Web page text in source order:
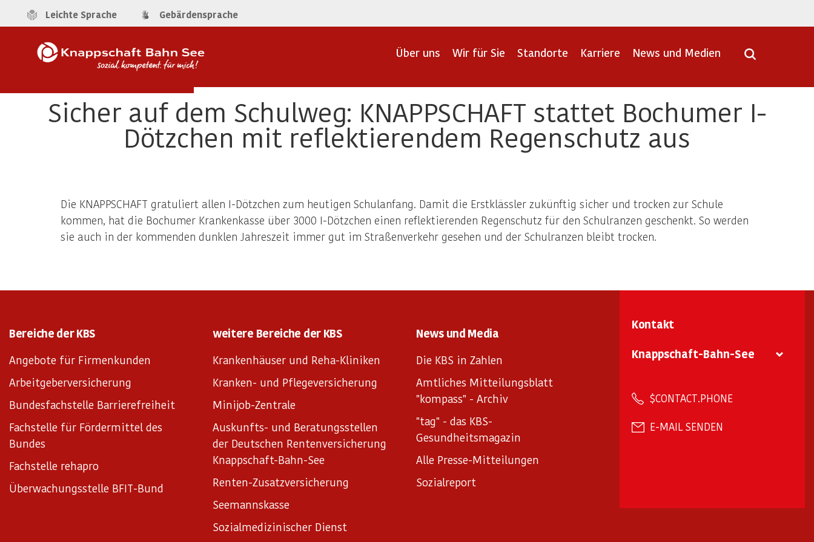
Leichte Sprache Gebärdensprache
Über uns Wir für Sie Standorte Karriere News und Medien
Sicher auf dem Schulweg: KNAPPSCHAFT stattet Bochumer I-
Dötzchen mit reflektierendem Regenschutz aus
Die KNAPPSCHAFT gratuliert allen I-Dötzchen zum heutigen Schulanfang. Damit die Erstklässler zukünftig sicher und trocken zur Schule
kommen, hat die Bochumer Krankenkasse über 3000 I-Dötzchen einen reflektierenden Regenschutz für den Schulranzen geschenkt. So werden
sie auch in der kommenden dunklen Jahreszeit immer gut im Straßenverkehr gesehen und der Schulranzen bleibt trocken.
Bereiche der KBS
Angebote für Firmenkunden
Arbeitgeberversicherung
Bundesfachstelle Barrierefreiheit
Fachstelle für Fördermittel des
Bundes
Fachstelle rehapro
Überwachungsstelle BFIT-Bund
weitere Bereiche der KBS
Krankenhäuser und Reha-Kliniken
Kranken- und Pflegeversicherung
Minijob-Zentrale
Auskunfts- und Beratungsstellen
der Deutschen Rentenversicherung
Knappschaft-Bahn-See
Renten-Zusatzversicherung
Seemannskasse
Sozialmedizinischer Dienst
News und Media
Die KBS in Zahlen
Amtliches Mitteilungsblatt
"kompass" - Archiv
"tag" - das KBS-
Gesundheitsmagazin
Alle Presse-Mitteilungen
Sozialreport
Kontakt
Knappschaft-Bahn-See
$CONTACT.PHONE
E-MAIL SENDEN